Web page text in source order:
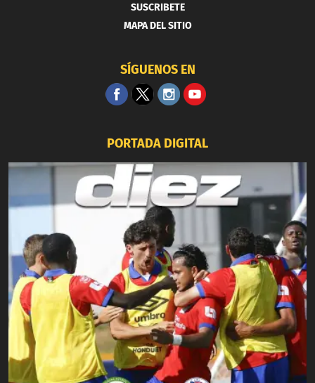
SUSCRIBETE
MAPA DEL SITIO
SÍGUENOS EN
PORTADA DIGITAL